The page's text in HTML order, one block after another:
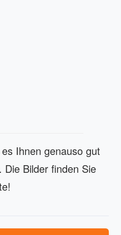
Ihnen genauso gut
Bilder finden Sie